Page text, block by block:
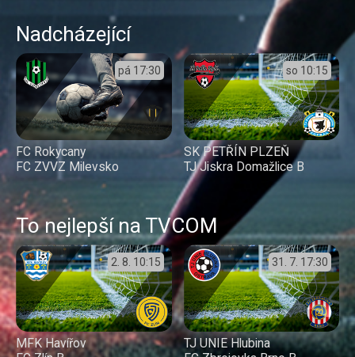
Nadcházející
pá 17:30
FC Rokycany
FC ZVVZ Milevsko
so 10:15
SK PETŘÍN PLZEŇ
TJ Jiskra Domažlice B
To nejlepší na TVCOM
2. 8. 10:15
MFK Havířov
31. 7. 17:30
TJ UNIE Hlubina